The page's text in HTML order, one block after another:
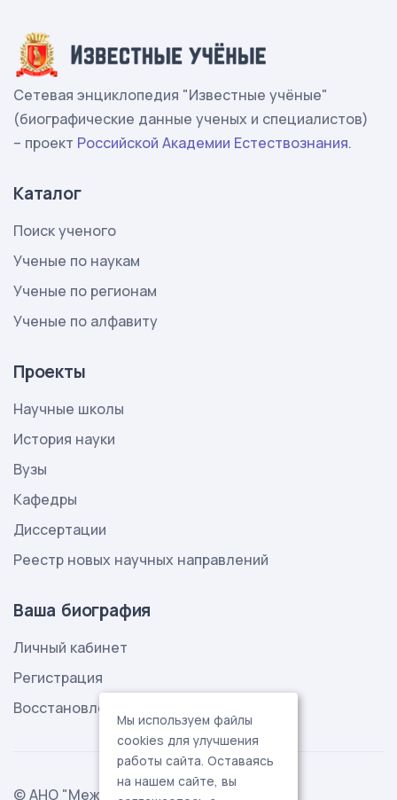
Сетевая энциклопедия "Известные учёные"
(биографические данные ученых и специалистов)
– проект Российской Академии Естествознания.
Каталог
Поиск ученого
Ученые по наукам
Ученые по регионам
Ученые по алфавиту
Проекты
Научные школы
История науки
Вузы
Кафедры
Диссертации
Реестр новых научных направлений
Ваша биография
Личный кабинет
Регистрация
Восстановление пароля
© АНО "Международная ассоциация
Мы используем файлы
cookies для улучшения
работы сайта. Оставаясь
на нашем сайте, вы